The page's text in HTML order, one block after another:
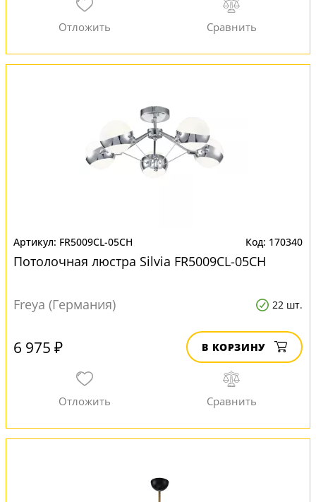
FR5009CL-05CH 170340
Потолочная люстра Silvia FR5009CL-05CH
Freya (Германия) 22 шт.
6 975 ₽ В КОРЗИНУ